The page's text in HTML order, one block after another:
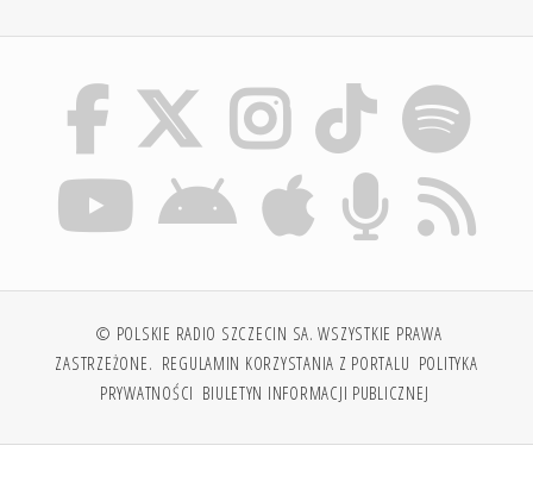
© POLSKIE RADIO SZCZECIN SA. WSZYSTKIE PRAWA
ZASTRZEŻONE. REGULAMIN KORZYSTANIA Z PORTALU POLITYKA
PRYWATNOŚCI BIULETYN INFORMACJI PUBLICZNEJ